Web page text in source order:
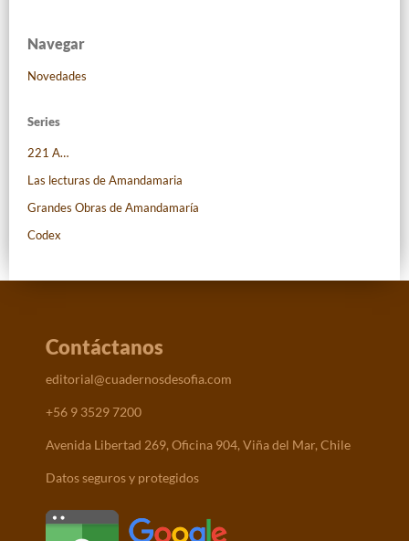
Navegar
Novedades
Series
221 A…
Las lecturas de Amandamaria
Grandes Obras de Amandamaría
Codex
Contáctanos
editorial@cuadernosdesofia.com
+56 9 3529 7200
Avenida Libertad 269, Oficina 904, Viña del Mar, Chile
Datos seguros y protegidos